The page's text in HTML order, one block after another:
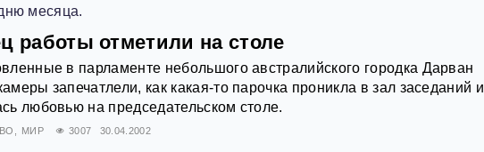
месяца.
работы отметили на столе
в парламенте небольшого австралийского городка Дарван
запечатлели, как какая-то парочка проникла в зал заседаний и
любовью на председательском столе.
МИР 3007 30.04.2002